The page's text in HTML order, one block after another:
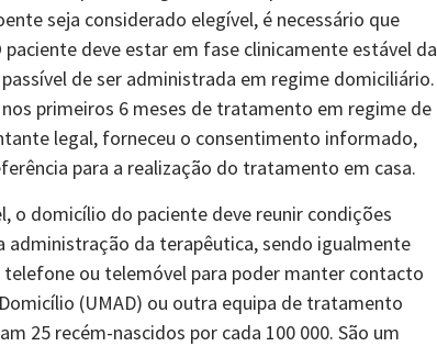
seja considerado elegível, é necessário que
deve estar em fase clinicamente estável da
de ser administrada em regime domiciliário.
primeiros 6 meses de tratamento em regime de
legal, forneceu o consentimento informado,
para a realização do tratamento em casa.
o domicílio do paciente deve reunir condições
administração da terapêutica, sendo igualmente
ou telemóvel para poder manter contacto
(UMAD) ou outra equipa de tratamento
25 recém-nascidos por cada 100 000. São um